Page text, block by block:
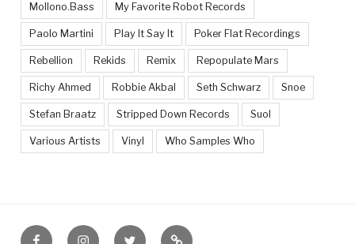
Mollono.Bass My Favorite Robot Records
Paolo Martini Play It Say It Poker Flat Recordings
Rebellion Rekids Remix Repopulate Mars
Richy Ahmed Robbie Akbal Seth Schwarz Snoe
Stefan Braatz Stripped Down Records Suol
Various Artists Vinyl Who Samples Who
FacebookInstagramTwitter Feed